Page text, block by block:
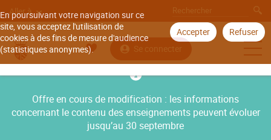
En poursuivant votre navigation sur ce
site, vous acceptez l'utilisation de
cookies à des fins de mesure d'audience
(statistiques anonymes).
Accepter Refuser
Aller à
Se connecter
Offre en cours de modification : les informations
concernant le contenu des enseignements peuvent évoluer
jusqu’au 30 septembre